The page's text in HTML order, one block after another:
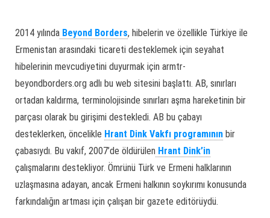
2014 yılında Beyond Borders, hibelerin ve özellikle Türkiye ile
Ermenistan arasındaki ticareti desteklemek için seyahat
hibelerinin mevcudiyetini duyurmak için armtr-
beyondborders.org adlı bu web sitesini başlattı. AB, sınırları
ortadan kaldırma, terminolojisinde sınırları aşma hareketinin bir
parçası olarak bu girişimi destekledi. AB bu çabayı
desteklerken, öncelikle Hrant Dink Vakfı programının bir
çabasıydı. Bu vakıf, 2007’de öldürülen Hrant Dink’in
çalışmalarını destekliyor. Ömrünü Türk ve Ermeni halklarının
uzlaşmasına adayan, ancak Ermeni halkının soykırımı konusunda
farkındalığın artması için çalışan bir gazete editörüydü.